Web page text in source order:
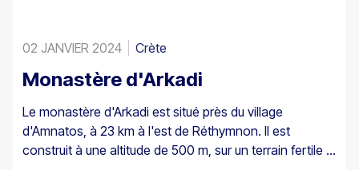
02 JANVIER 2024 Crète
Monastère d'Arkadi
Le monastère d'Arkadi est situé près du village
d'Amnatos, à 23 km à l'est de Réthymnon. Il est
construit à une altitude de 500 m, sur un terrain fertile ...